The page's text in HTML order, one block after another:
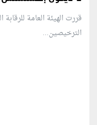
قررت الهيئة العامة
الترخيصين...